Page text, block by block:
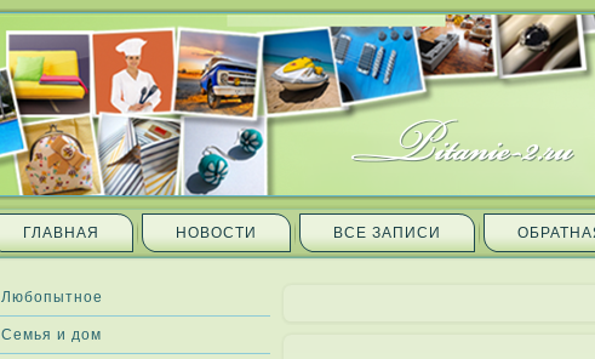
ГЛАВНАЯ НОВОСТИ ВСЕ ЗАПИ­СИ
Любопытное
Семья и дом